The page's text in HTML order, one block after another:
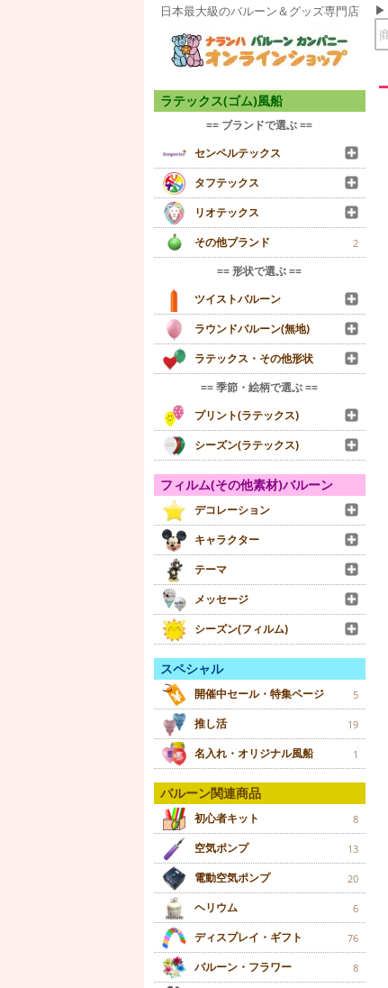
日本最大級のバルーン＆グッズ専門店
ラテックス(ゴム)風船
== ブランドで選ぶ ==
センペルテックス
タフテックス
リオテックス
その他ブランド
2
== 形状で選ぶ ==
ツイストバルーン
ラウンドバルーン(無地)
ラテックス・その他形状
== 季節・絵柄で選ぶ ==
プリント(ラテックス)
シーズン(ラテックス)
フィルム(その他素材)バルーン
デコレーション
キャラクター
テーマ
メッセージ
シーズン(フィルム)
スペシャル
開催中セール・特集ページ 5
推し活 19
名入れ・オリジナル風船 1
バルーン関連商品
初心者キット 8
空気ポンプ 13
電動空気ポンプ 20
ヘリウム 6
ディスプレイ・ギフト 76
バルーン・フラワー 8